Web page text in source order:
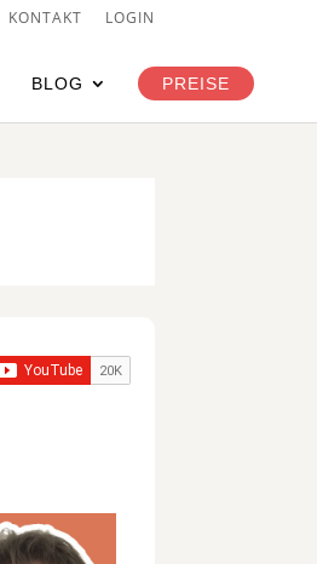
KONTAKT LOGIN
BLOG PREISE